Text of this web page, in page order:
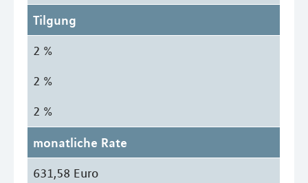
Tilgung
2 %
2 %
2 %
monatliche Rate
631,58 Euro